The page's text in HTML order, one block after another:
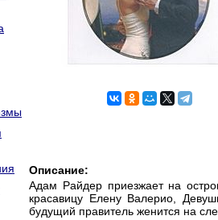
Описание:
Адам Райдер приезжает на
красавицу Елену Валерио,
будущий правитель женится на